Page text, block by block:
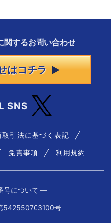
関するお問い合わせ
はコチラ
SNS
取引法に基づく表記
免責事項 利用規約
号について ―
542550703100号